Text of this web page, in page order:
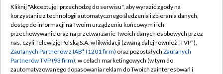
TVP
Abonament TVP
Emisja w TVP
Centrum informacji TVP
Regulamin TVP
Polityka prywatności
Moje zgody
Kliknij "Akceptuję i przechodzę do serwisu", aby wyrazić zgody na
korzystanie z technologii automatycznego śledzenia i zbierania danych,
dostęp do informacji na Twoim urządzeniu końcowym i ich
przechowywanie oraz na przetwarzanie Twoich danych osobowych przez
nas, czyli Telewizję Polską S.A. w likwidacji (zwaną dalej również „TVP”),
Zaufanych Partnerów z IAB* (1201 firm) oraz pozostałych Zaufanych
Partnerów TVP (93 firm), w celach marketingowych (w tym do
zautomatyzowanego dopasowania reklam do Twoich zainteresowań i